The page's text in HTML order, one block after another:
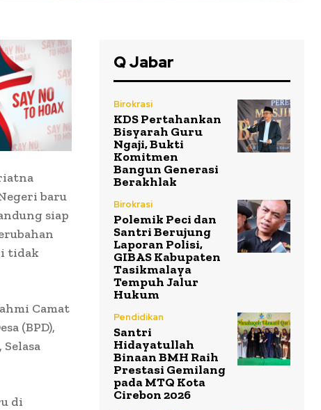
baru
siap
tidak
Camat
(BPD),
di
Q Jabar
Birokrasi
KDS Pertahankan
Bisyarah Guru
Ngaji, Bukti
Komitmen
Bangun Generasi
Berakhlak
Birokrasi
Polemik Peci dan
Santri Berujung
Laporan Polisi,
GIBAS Kabupaten
Tasikmalaya
Tempuh Jalur
Hukum
Pendidikan
Santri
Hidayatullah
Binaan BMH Raih
Prestasi Gemilang
pada MTQ Kota
Cirebon 2026